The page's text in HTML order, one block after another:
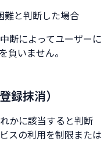
難と判断した場合
断によってユーザーに
負いません。
録抹消）
かに該当すると判断
スの利用を制限または